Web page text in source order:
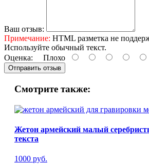
Ваш отзыв:
Примечание: HTML разметка не
Используйте обычный текст.
Оценка: Плохо
Отправить отзыв
Смотрите также:
Жетон армейский малый
текста
1000 руб.